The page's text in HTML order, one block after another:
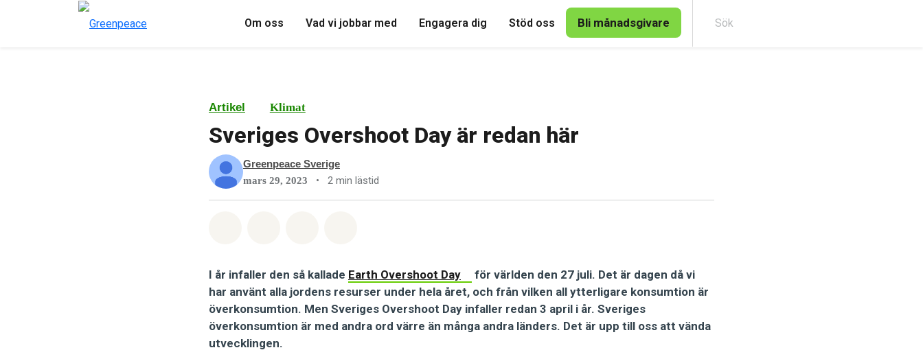
Om oss Vad vi jobbar med Engagera dig Stöd oss Bli månadsgivare
Artikel Klimat
Sveriges Overshoot Day är redan här
Greenpeace Sverige
mars 29, 2023 • 2 min lästid
I år infaller den så kallade Earth Overshoot Day
för världen den 27 juli. Det är dagen då vi
har använt alla jordens resurser under hela året, och från vilken all ytterligare konsumtion är
överkonsumtion. Men Sveriges Overshoot Day infaller redan 3 april i år. Sveriges
överkonsumtion är med andra ord värre än många andra länders. Det är upp till oss att vända
utvecklingen.